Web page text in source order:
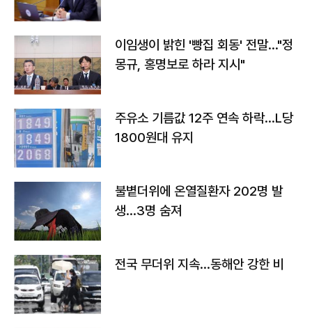
이임생이 밝힌 '빵집 회동' 전말…"정
몽규, 홍명보로 하라 지시"
주유소 기름값 12주 연속 하락…L당
1800원대 유지
불볕더위에 온열질환자 202명 발
생…3명 숨져
전국 무더위 지속…동해안 강한 비